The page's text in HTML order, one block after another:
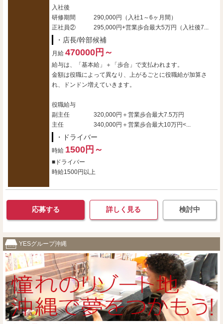
入社後
研修期間 290,000円（入社1～6ヶ月間）
正社員② 295,000円+営業歩合最大5万円（入社後7...
・店長/幹部候補
月給 470000円～
給与は、「基本給」＋「歩合」で支払われます。
金額は役職によって異なり、上がるごとに役職給が加算さ
れ、ドンドン増えていきます。
役職給与
副主任 320,000円＋営業歩合最大7.5万円
主任 340,000円＋営業歩合最大10万円<...
・ドライバー
時給 1500円～
■ドライバー
時給1500円以上
応募する 詳しく見る 検討中
YESグループ沖縄